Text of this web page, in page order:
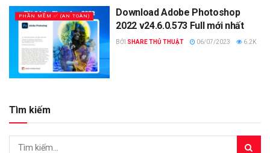
PHẦN MỀM ✅ (AN TOÀN)
Download Adobe Photoshop
2022 v24.6.0.573 Full mới nhất
BỞI SHARE THỦ THUẬT 06/07/2023 6.2K
Tìm kiếm